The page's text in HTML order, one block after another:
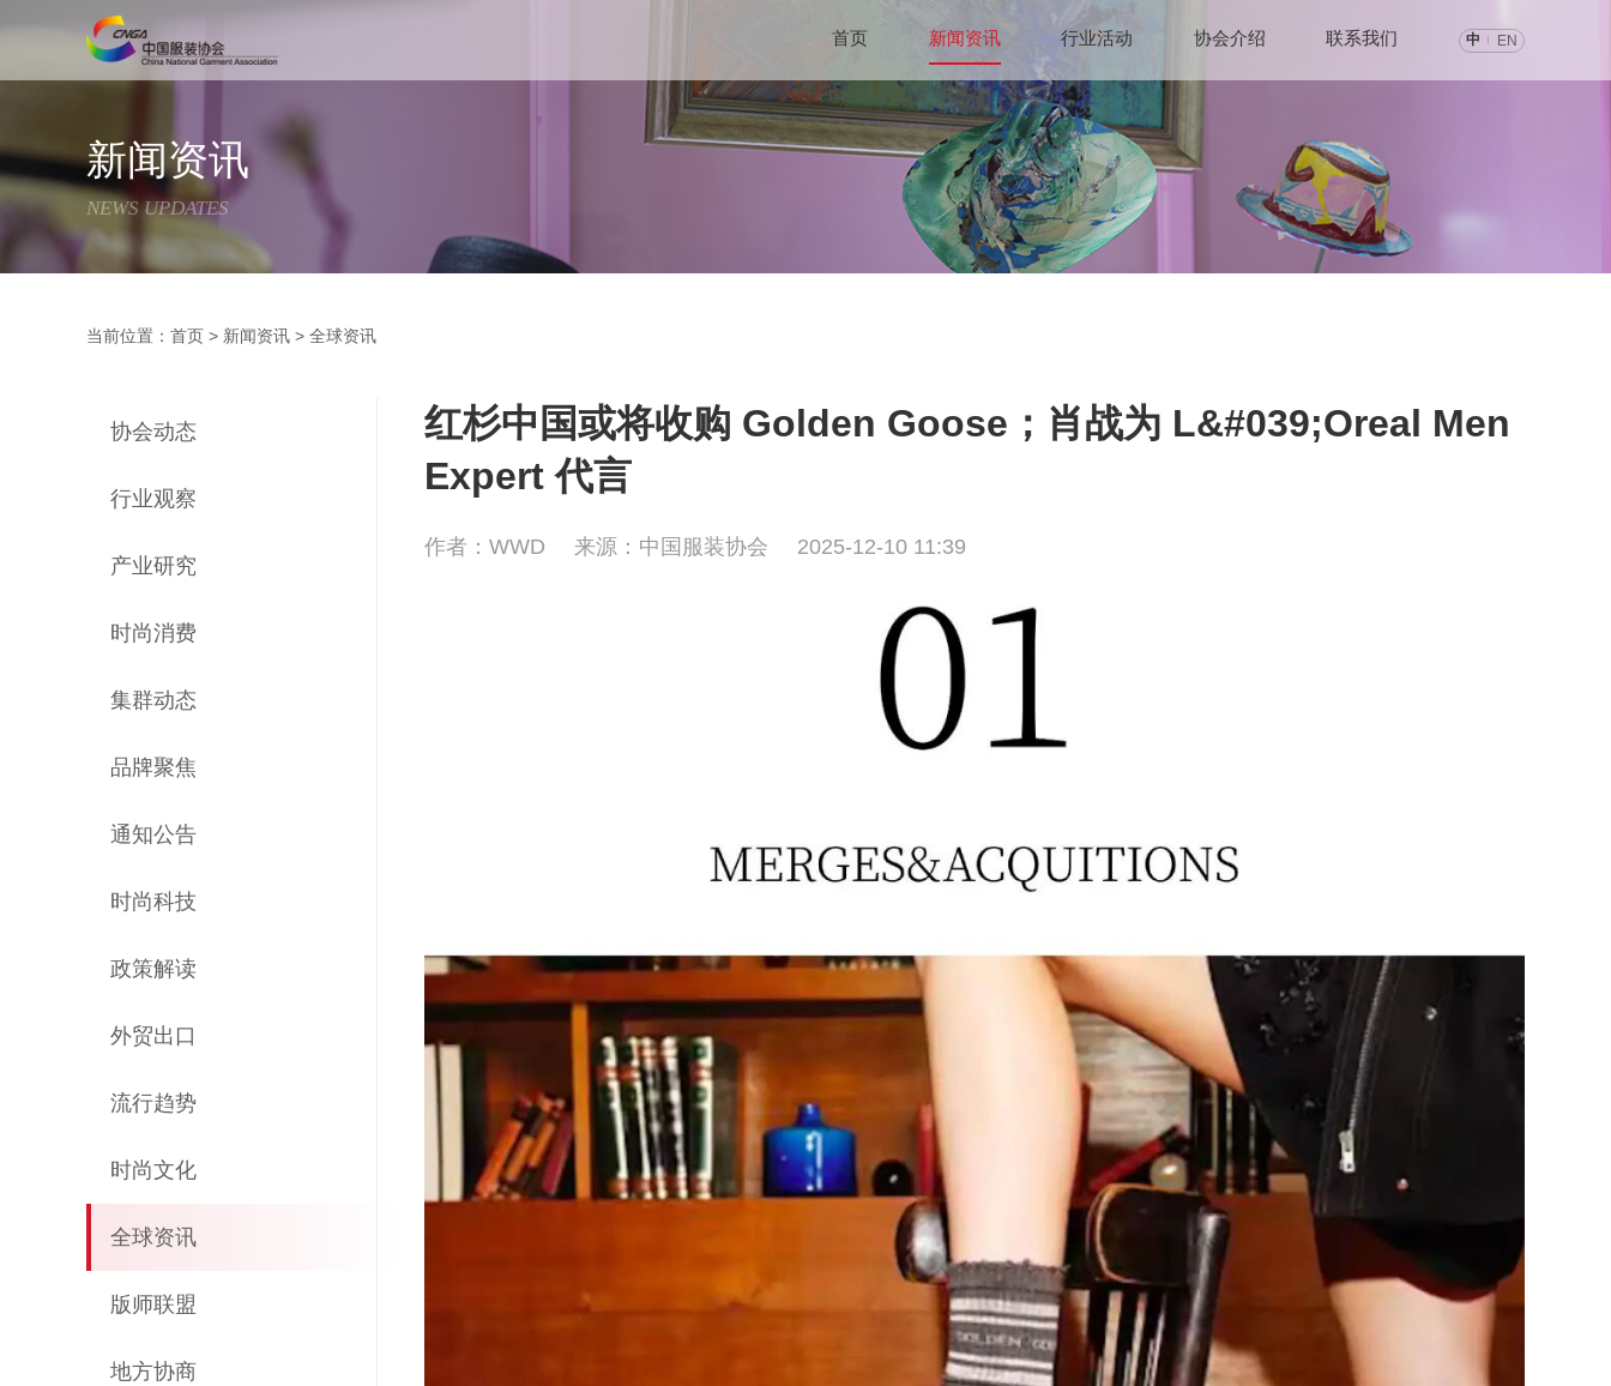
首页 新闻资讯 行业活动 协会介绍 联系我们 中 EN
新闻资讯
NEWS UPDATES
当前位置： 首页 > 新闻资讯 > 全球资讯
协会动态
行业观察
产业研究
时尚消费
集群动态
品牌聚焦
通知公告
时尚科技
政策解读
外贸出口
流行趋势
时尚文化
全球资讯
版师联盟
地方协商
红杉中国或将收购 Golden Goose；肖战为 L&#039;Oreal Men
Expert 代言
作者：WWD 来源：中国服装协会 2025-12-10 11:39